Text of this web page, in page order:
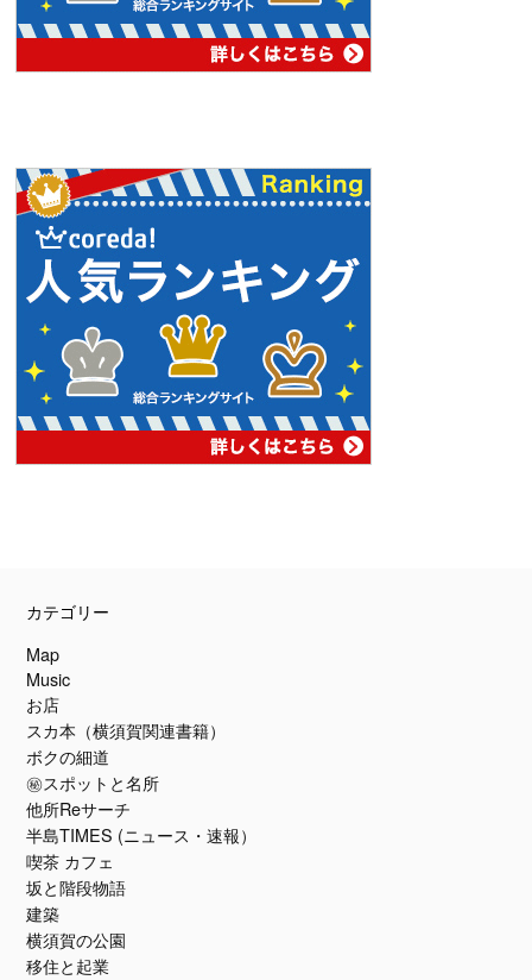
カテゴリー
Map
Music
お店
スカ本（横須賀関連書籍）
ボクの細道
㊙スポットと名所
他所Reサーチ
半島TIMES (ニュース・速報）
喫茶 カフェ
坂と階段物語
建築
横須賀の公園
移住と起業